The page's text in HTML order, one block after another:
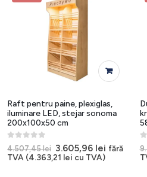
Raft pentru paine, plexiglas,
iluminare LED, stejar sonoma
200x100x50 cm
0 out of 5
4.507,45lei Prețul
inițial
3.605,96 leiPrețul
curent
fără
TVA (4.363,21 lei cu TVA)
0